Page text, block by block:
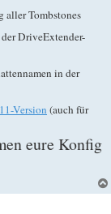
aller Tombstones
DriveExtender-
in der
Version (auch für
eure Konfig